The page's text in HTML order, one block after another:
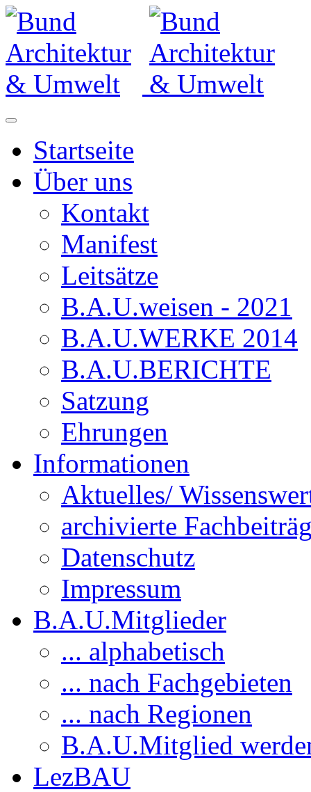
Startseite
Über uns
Kontakt
Manifest
Leitsätze
B.A.U.weisen - 2021
B.A.U.WERKE 2014
B.A.U.BERICHTE
Satzung
Ehrungen
Informationen
Aktuelles/
archivierte
Datenschutz
Impressum
B.A.U.Mitglieder
... alphabetisch
... nach Fachgebieten
... nach Regionen
B.A.U.Mitglied
LezBAU